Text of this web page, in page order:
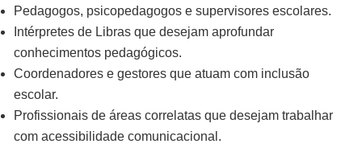
Pedagogos, psicopedagogos e supervisores escolares.
Intérpretes de Libras que desejam aprofundar
conhecimentos pedagógicos.
Coordenadores e gestores que atuam com inclusão
escolar.
Profissionais de áreas correlatas que desejam trabalhar
com acessibilidade comunicacional.